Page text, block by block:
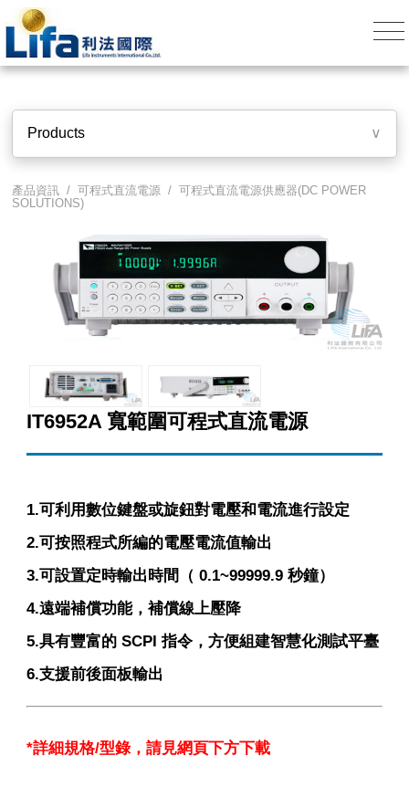
Products ∨
產品資訊 /可程式直流電源 /可程式直流電源供應器(DC POWER
SOLUTIONS)
IT6952A 寬範圍可程式直流電源
1.可利用數位鍵盤或旋鈕對電壓和電流進行設定
2.可按照程式所編的電壓電流值輸出
3.可設置定時輸出時間（ 0.1~99999.9 秒鐘）
4.遠端補償功能，補償線上壓降
5.具有豐富的 SCPI 指令，方便組建智慧化測試平臺
6.支援前後面板輸出
*詳細規格/型錄，請見網頁下方下載